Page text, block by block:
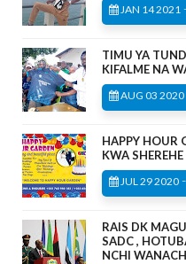
JAN 14 2021
TIMU YA
KIFALME NA
AUG 03 2020
HAPPY HOUR
KWA
JUL 29 2020 -
RAIS DK
SADC ,
NCHI